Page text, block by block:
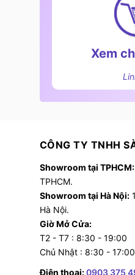
- Tự động tắt sau
nổ nếu người
5. Cách hướng
Xem
CÔNG TY TNHH
Showroom tại TPHCM:
TPHCM.
Showroom tại Hà Nội:
Hà Nội.
Giờ Mở Cửa:
T2 - T7 : 8:30 - 19:00
Chủ Nhật : 8:30 - 17:00
Điện thoại:0903 375